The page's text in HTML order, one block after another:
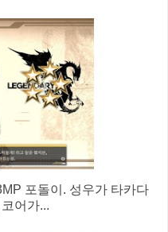
포돌이. 성우가 타카다
어가...